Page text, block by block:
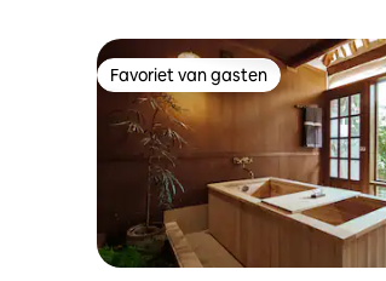
Favoriet van gasten
Favoriet van gasten